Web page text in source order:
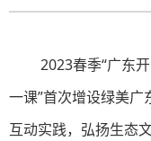
2023春季“广东
一课”首次增设绿美
互动实践，弘扬生态